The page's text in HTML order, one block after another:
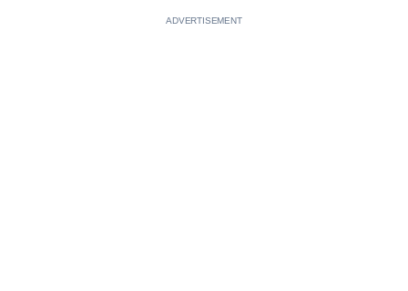
ADVERTISEMENT